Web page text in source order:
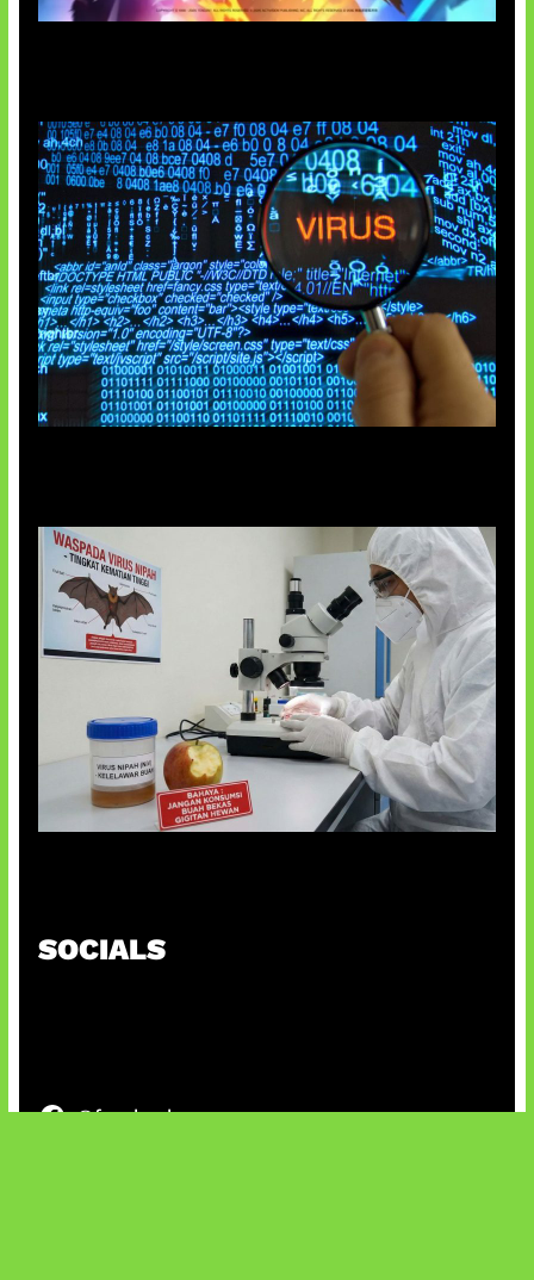
SOCIALS
@facebook